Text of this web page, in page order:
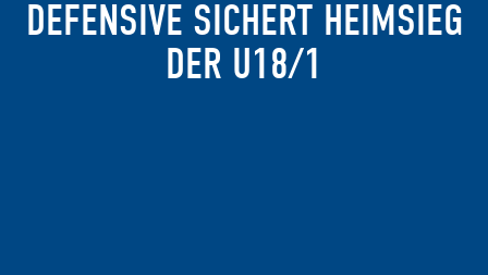
DEFENSIVE SICHERT HEIMSIEG
DER U18/1